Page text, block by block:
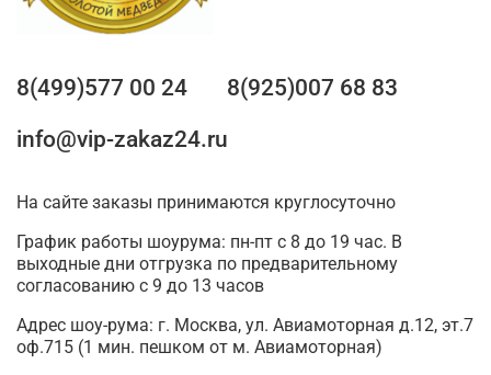
8(499)577 00 24
8(925)007 68 83
info@vip-zakaz24.ru
На сайте заказы принимаются круглосуточно
График работы шоурума: пн-пт с 8 до 19 час. В
выходные дни отгрузка по предварительному
согласованию с 9 до 13 часов
Адрес шоу-рума: г. Москва, ул. Авиамоторная д.12, эт.7
оф.715 (1 мин. пешком от м. Авиамоторная)